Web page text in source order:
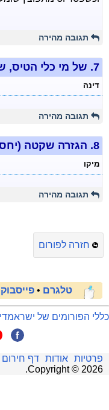
תגובה מהירה
7. של מי כלי הטיס,
דינה
תגובה מהירה
8. הגזרה שקטה
מיקו
תגובה מהירה
חזרה לפורום
טלגרם • פייסבוק
כללי הפורומים של
פרטיות אודות דף חירום
Copyright © 2026
.